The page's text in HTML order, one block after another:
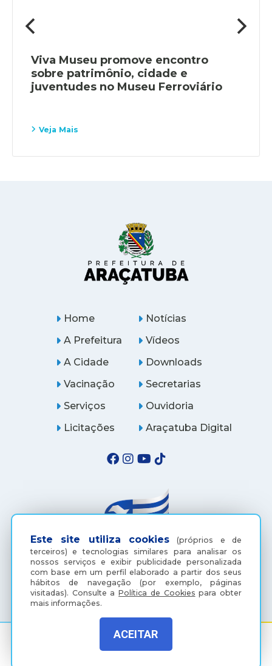
Viva Museu promove encontro
sobre patrimônio, cidade e
juventudes no Museu Ferroviário
Veja Mais
Este site utiliza cookies (próprios e de
terceiros) e tecnologias similares para analisar os
nossos serviços e exibir publicidade personalizada
com base em um perfil elaborado a partir dos seus
hábitos de navegação (por exemplo, páginas
visitadas). Consulte aPolítica de Cookies para obter
mais informações.
ACEITAR
Home
A Prefeitura
A Cidade
Notícias
Vídeos
Downloads
Vacinação
Serviços
Licitações
Secretarias
Ouvidoria
Araçatuba Digital
(18) 3607-6500